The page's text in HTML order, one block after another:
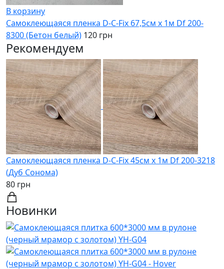
В корзину
Самоклеющаяся пленка D-C-Fix 67,5см х 1м Df 200-
8300 (Бетон белый) 120 грн
Рекомендуем
Самоклеющаяся пленка D-C-Fix 45см х 1м Df 200-3218
(Дуб Сонома)
80 грн
Новинки